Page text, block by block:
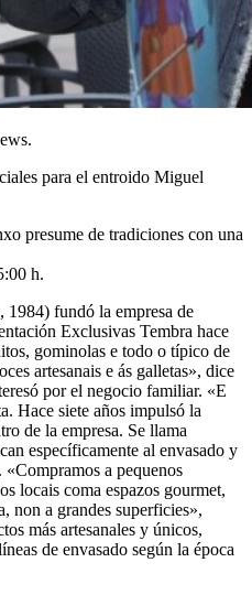
para el entroido Miguel
presume de tradiciones con una
h.
fundó la empresa de
Exclusivas Tembra hace
gominolas e todo o típico de
artesanais e ás galletas», dice
por el negocio familiar. «E
Hace siete años impulsó la
de la empresa. Se llama
específicamente al envasado y
a pequenos
locais coma espazos gourmet,
non a grandes superficies»,
más artesanales y únicos,
de envasado según la época